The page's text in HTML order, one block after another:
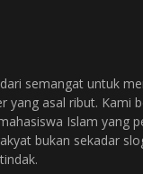
semangat untuk
yang asal ribut. Kami
Islam yang
bukan sekadar